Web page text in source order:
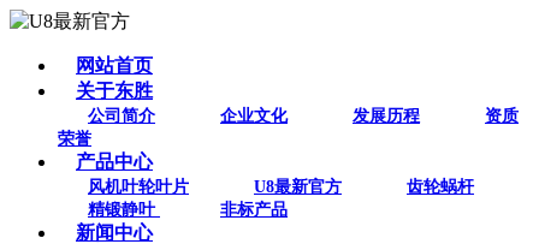
网站首页
关于东胜
公司简介 企业文化 发展历程
资质
荣誉
产品中心
风机叶轮叶片 U8最新官方
齿轮蜗杆
精锻静叶
非标产品
新闻中心